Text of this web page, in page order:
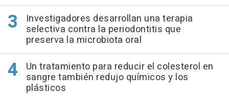
Investigadores desarrollan una terapia
selectiva contra la periodontitis que
preserva la microbiota oral
Un tratamiento para reducir el colesterol en
sangre también redujo químicos y los
plásticos